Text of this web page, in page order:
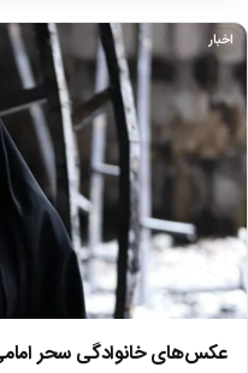
اخبار
عکس‌های خانوادگی سحر